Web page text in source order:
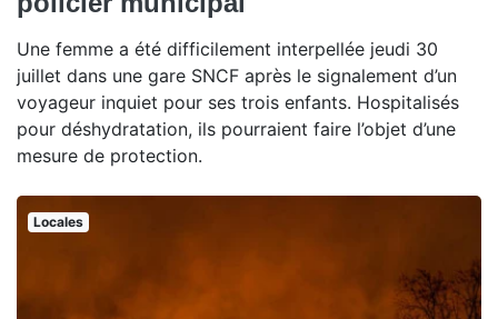
Une femme a été difficilement interpellée jeudi 30
juillet dans une gare SNCF après le signalement d’un
voyageur inquiet pour ses trois enfants. Hospitalisés
pour déshydratation, ils pourraient faire l’objet d’une
mesure de protection.
Locales